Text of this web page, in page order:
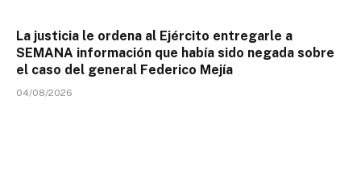
La justicia le ordena al Ejército entregarle a
SEMANA información que había sido negada sobre
el caso del general Federico Mejía
04/08/2026